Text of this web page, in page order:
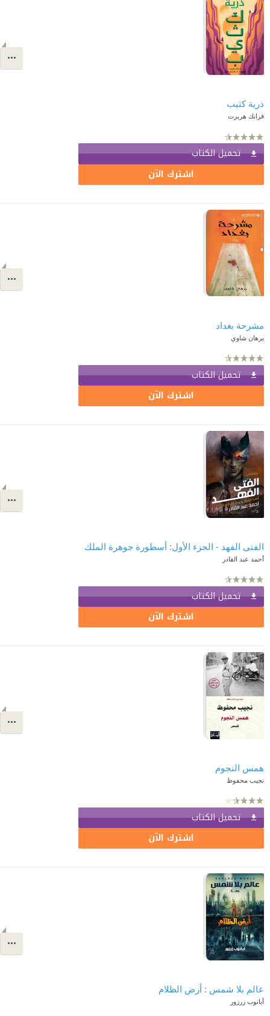
ذرية كثيب
فرانك هربرت
تحميل الكتاب
اشترك الآن
مشرحة بغداد
برهان شاوي
تحميل الكتاب
اشترك الآن
الفتى الفهد - الجزء الأول: أسطورة جوهرة الملك
أحمد عبد القادر
تحميل الكتاب
اشترك الآن
همس النجوم
نجيب محفوظ
تحميل الكتاب
اشترك الآن
عالم بلا شمس : أرض الظلام
أبانوب زرزور